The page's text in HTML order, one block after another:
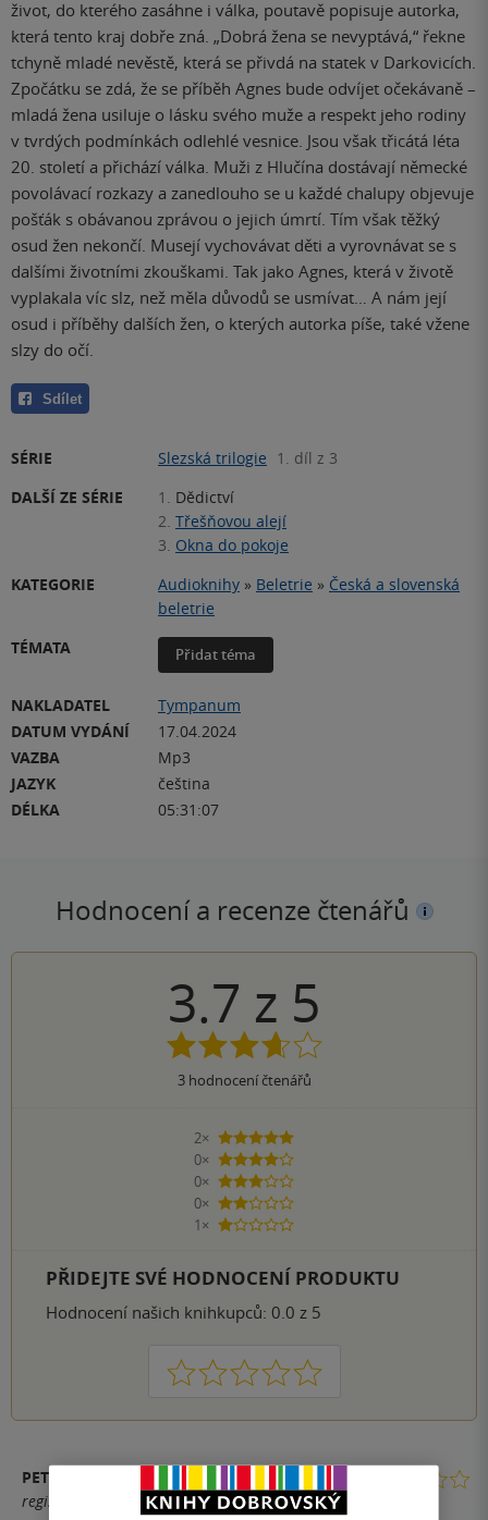
život, do kterého zasáhne i válka, poutavě popisuje autorka,
která tento kraj dobře zná. „Dobrá žena se nevyptává,“ řekne
tchyně mladé nevěstě, která se přivdá na statek v Darkovicích.
Zpočátku se zdá, že se příběh Agnes bude odvíjet očekávaně –
mladá žena usiluje o lásku svého muže a respekt jeho rodiny
v tvrdých podmínkách odlehlé vesnice. Jsou však třicátá léta
20. století a přichází válka. Muži z Hlučína dostávají německé
povolávací rozkazy a zanedlouho se u každé chalupy objevuje
pošťák s obávanou zprávou o jejich úmrtí. Tím však těžký
osud žen nekončí. Musejí vychovávat děti a vyrovnávat se s
dalšími životními zkouškami. Tak jako Agnes, která v životě
vyplakala víc slz, než měla důvodů se usmívat… A nám její
osud i příběhy dalších žen, o kterých autorka píše, také vžene
slzy do očí.
Sdílet
SÉRIE Slezská trilogie 1. díl z 3
DALŠÍ ZE SÉRIE
1. Dědictví
2. Třešňovou alejí
3. Okna do pokoje
KATEGORIE
Audioknihy » Beletrie » Česká a slovenská
beletrie
TÉMATA
Přidat téma
NAKLADATEL
Tympanum
DATUM VYDÁNÍ
17.04.2024
VAZBA
Mp3
JAZYK
čeština
DÉLKA
05:31:07
Hodnocení a recenze čtenářů
3.7 z 5
3hodnocení čtenářů
2×
5 hvězdiček
0×
4 hvězdičky
0×
3 hvězdičky
0×
2 hvězdičky
1×
1 hvezdička
PŘIDEJTE SVÉ HODNOCENÍ PRODUKTU
Hodnocení našich knihkupců: 0.0 z 5
1 2 3 4 5
PETRA VAŇKOVÁ
registrovaný uživatel